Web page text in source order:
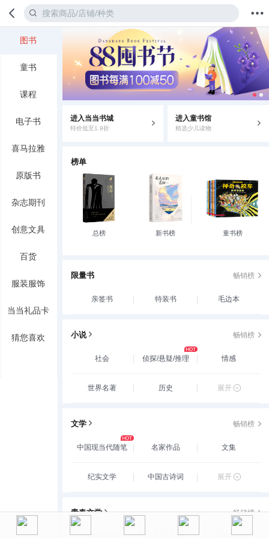
值得买 我的当当
图书
童书
课程
电子书
喜马拉雅
原版书
杂志期刊
创意文具
百货
服装服饰
当当礼品卡
猜您喜欢
进入当当书城
特价低至1.9折
进入童书馆
精选少儿读物
榜单
总榜 新书榜 童书榜
限量书 畅销榜
亲签书 特装书 毛边本
小说 畅销榜
社会 侦探/悬疑/推理 情感
世界名著 历史 展开
文学 畅销榜
中国现当代随笔 名家作品 文集
纪实文学 中国古诗词 展开
青春文学 畅销榜
玄幻/新武侠/魔幻/